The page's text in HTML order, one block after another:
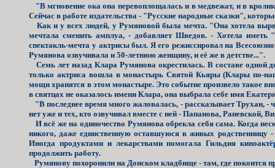
"В мгновение ока она перевоплощалась и в медвежат, и в
Сейчас в работе издательства - "Русские народные сказки",
Как и у всех людей, у Румяновой была мечта. "Она хотела
мечтала сменить амплуа, - добавляет Шведов. - Хотела иметь
спектакль-мечта у актрисы был. Я его режиссировал на
Румянова озвучивала и 50-летнюю женщину, и её же в детстве...".
Семь лет назад Клара Румянова окрестилась. В составе одной
только актриса вошла в монастырь Святой Кьяры (Клары по-
мощи хранятся в этом монастыре. Это событие произвело такое
в святцах не оказалось имени Клара, она выбрала себе имя
"В последнее время много жаловалась, - рассказывает Трухан,
нет уже и тех, кто озвучивал вместе с ней - Папанова, Раневской,
И всё же на одиночество Румянова обрекла себя сама. Когда
никого, даже единственную оставшуюся в живых
Иногда продуктами и лекарствами помогала Гильдия
продолжить работу.
Румянову похоронили на Донском кладбище - там, где покоится